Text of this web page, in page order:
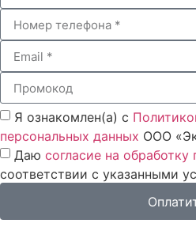
Я ознакомлен(а) с
персональных данных ООО
Даю согласие на
соответствии с указанными